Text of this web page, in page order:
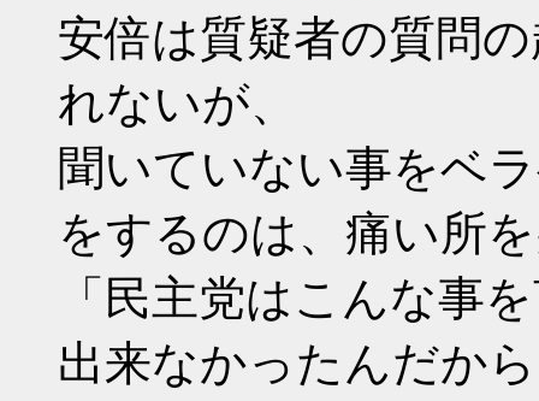
安倍は質疑者の質問
れないが、
聞いていない事をベ
をするのは、痛い所
「民主党はこんな事
出来なかったんだか